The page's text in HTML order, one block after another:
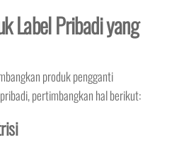
Label Pribadi yang
produk pengganti
pertimbangkan hal berikut: